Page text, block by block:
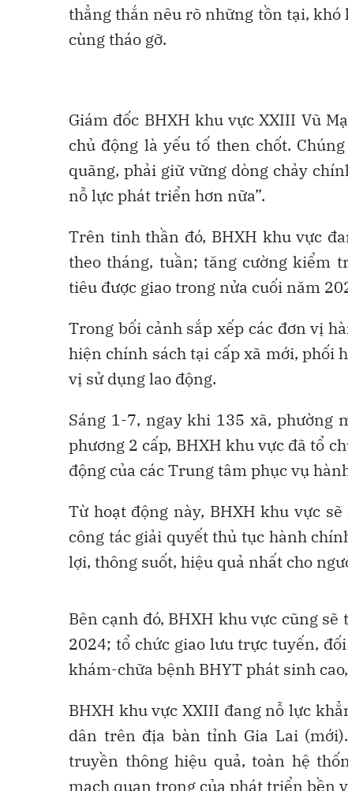
thẳng thắn nêu rõ những tồn tại, khó
cùng tháo gỡ.
Giám đốc BHXH khu vực XXIII Vũ
chủ động là yếu tố then chốt.
quãng, phải giữ vững dòng chảy
nỗ lực phát triển hơn nữa”.
Trên tinh thần đó, BHXH khu vực
theo tháng, tuần; tăng cường kiểm
tiêu được giao trong nửa cuối năm
Trong bối cảnh sắp xếp các đơn vị
hiện chính sách tại cấp xã mới, phối
vị sử dụng lao động.
Sáng 1-7, ngay khi 135 xã, phường
phương 2 cấp, BHXH khu vực đã tổ
động của các Trung tâm phục vụ
Từ hoạt động này, BHXH khu vực
công tác giải quyết thủ tục hành
lợi, thông suốt, hiệu quả nhất cho
Bên cạnh đó, BHXH khu vực cũng
2024; tổ chức giao lưu trực tuyến,
khám-chữa bệnh BHYT phát sinh
BHXH khu vực XXIII đang nỗ lực
dân trên địa bàn tỉnh Gia Lai
truyền thông hiệu quả, toàn hệ
mạch quan trọng của phát triển bền